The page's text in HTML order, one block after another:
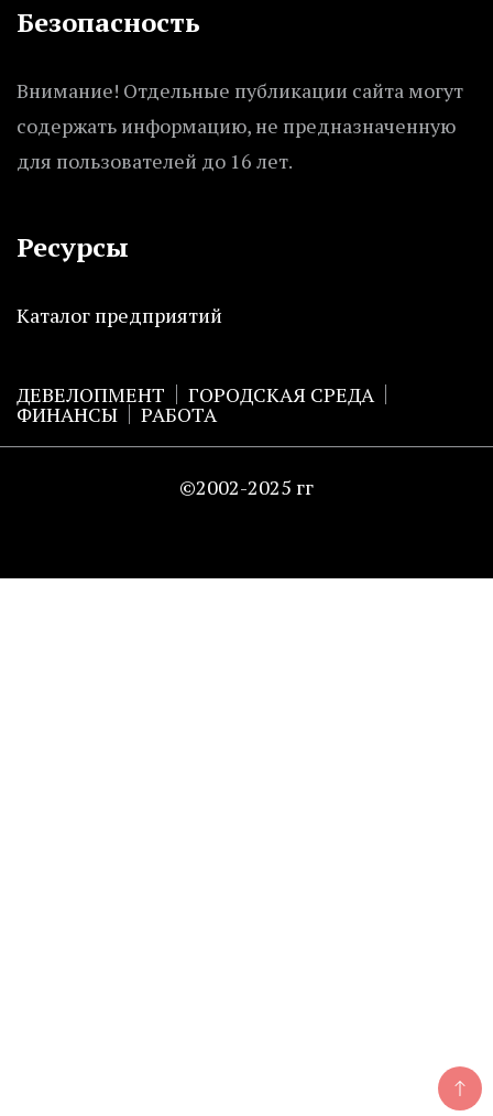
Безопасность
Внимание! Отдельные публикации сайта могут
содержать информацию, не предназначенную
для пользователей до 16 лет.
Ресурсы
Каталог предприятий
ДЕВЕЛОПМЕНТ ГОРОДСКАЯ СРЕДА
ФИНАНСЫ РАБОТА
©2002-2025 гг